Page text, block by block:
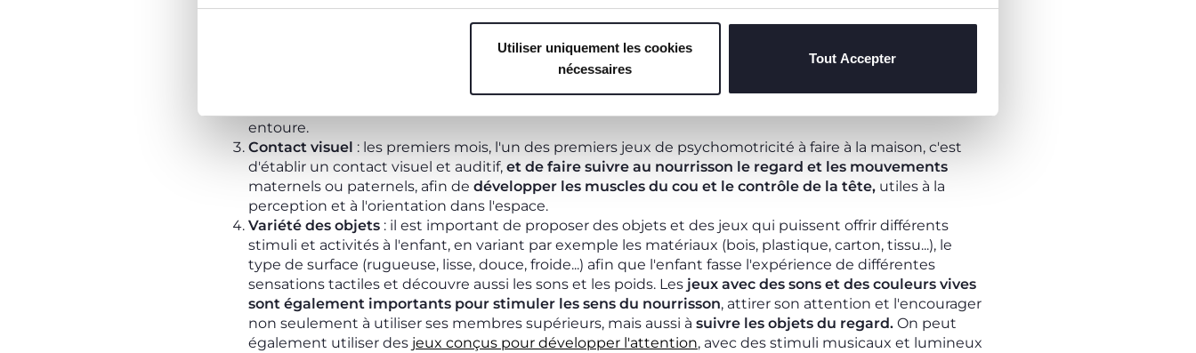
Utiliser uniquement les cookies
nécessaires
Tout Accepter
l'enfant àdévelopper sa coordination et sa force musculaire. Parmi les exercices simples et utiles,
les mouvements circulaires doux des bras de l'enfant ou leur extension vers le haut et le bas,
qui améliorent la souplesse et la force. Les hochets,les tapis d'éveil, les
et les jouets suspendus,
y compris ceux que l'on trouve sur les transats, peuvent être utiles. Ils encouragent les bébés à tendre
les bras et à les saisir, en faisant ainsi travailler les muscles des bras et des mains, essentiels pour
entoure.
Contact visuel : les premiers mois, l'un des premiers jeux de psychomotricité à faire à la maison, c'est
d'établir un contact visuel et auditif, et de faire suivre au nourrisson le regard et les mouvements
maternels ou paternels, afin de développer les muscles du cou et le contrôle de la tête, utiles à la
perception et à l'orientation dans l'espace.
Variété des objets : il est important de proposer des objets et des jeux qui puissent offrir différents
stimuli et activités à l'enfant, en variant par exemple les matériaux (bois, plastique, carton, tissu...), le
type de surface (rugueuse, lisse, douce, froide...) afin que l'enfant fasse l'expérience de différentes
sensations tactiles et découvre aussi les sons et les poids. Les jeux avec des sons et des couleurs vives
sont également importants pour stimuler les sens du nourrisson, attirer son attention et l'encourager
non seulement à utiliser ses membres supérieurs, mais aussi à suivre les objets du regard. On peut
également utiliser des jeux conçus pour développer l'attention, avec des stimuli musicaux et lumineux